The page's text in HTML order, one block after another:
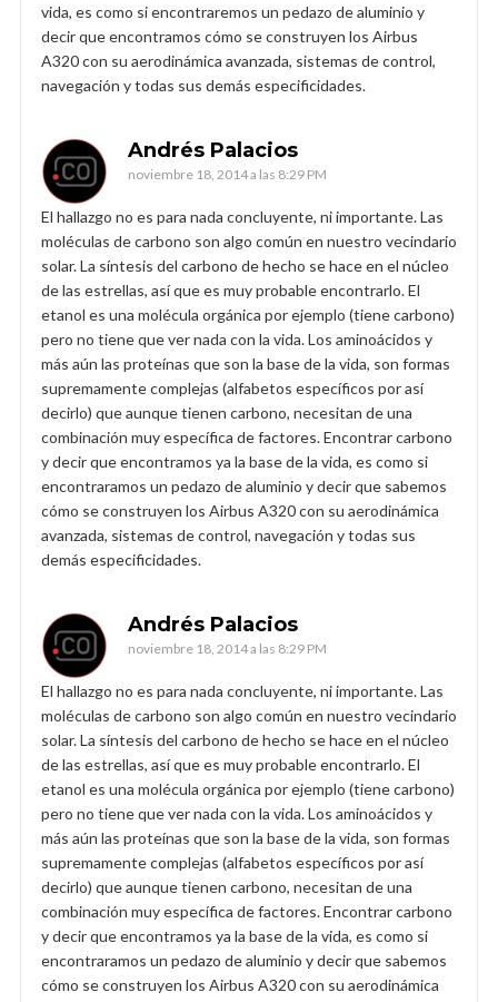
vida, es como si encontraremos un pedazo de aluminio y
decir que encontramos cómo se construyen los Airbus
A320 con su aerodinámica avanzada, sistemas de control,
navegación y todas sus demás especificidades.
Andrés Palacios
noviembre 18, 2014 a las 8:29 PM
El hallazgo no es para nada concluyente, ni importante. Las
moléculas de carbono son algo común en nuestro vecindario
solar. La síntesis del carbono de hecho se hace en el núcleo
de las estrellas, así que es muy probable encontrarlo. El
etanol es una molécula orgánica por ejemplo (tiene carbono)
pero no tiene que ver nada con la vida. Los aminoácidos y
más aún las proteínas que son la base de la vida, son formas
supremamente complejas (alfabetos específicos por así
decirlo) que aunque tienen carbono, necesitan de una
combinación muy específica de factores. Encontrar carbono
y decir que encontramos ya la base de la vida, es como si
encontraramos un pedazo de aluminio y decir que sabemos
cómo se construyen los Airbus A320 con su aerodinámica
avanzada, sistemas de control, navegación y todas sus
demás especificidades.
Andrés Palacios
noviembre 18, 2014 a las 8:29 PM
El hallazgo no es para nada concluyente, ni importante. Las
moléculas de carbono son algo común en nuestro vecindario
solar. La síntesis del carbono de hecho se hace en el núcleo
de las estrellas, así que es muy probable encontrarlo. El
etanol es una molécula orgánica por ejemplo (tiene carbono)
pero no tiene que ver nada con la vida. Los aminoácidos y
más aún las proteínas que son la base de la vida, son formas
supremamente complejas (alfabetos específicos por así
decirlo) que aunque tienen carbono, necesitan de una
combinación muy específica de factores. Encontrar carbono
y decir que encontramos ya la base de la vida, es como si
encontraramos un pedazo de aluminio y decir que sabemos
cómo se construyen los Airbus A320 con su aerodinámica